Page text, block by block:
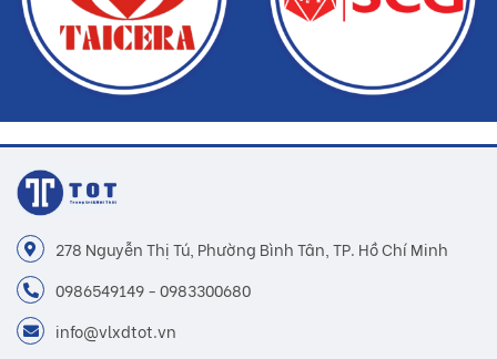
278 Nguyễn Thị Tú, Phường Bình Tân, TP. Hồ Chí Minh
0986549149 - 0983300680
info@vlxdtot.vn